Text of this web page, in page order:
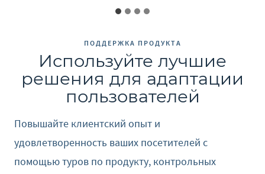
ПОДДЕРЖКА ПРОДУКТА
Используйте лучшие
решения для адаптации
пользователей
Повышайте клиентский опыт и
удовлетворенность ваших посетителей с
помощью туров по продукту, контрольных